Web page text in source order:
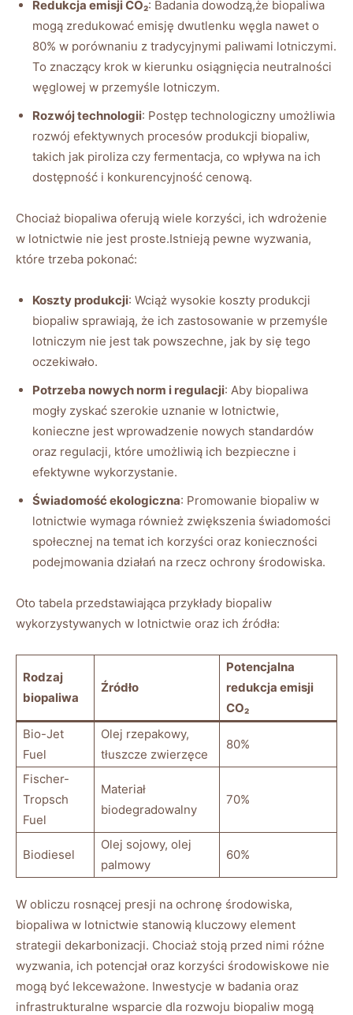
Redukcja⁢ emisji CO₂: Badania dowodzą,że biopaliwa
mogą zredukować emisję dwutlenku ⁣węgla nawet o
⁢80% w porównaniu z tradycyjnymi paliwami lotniczymi.
To znaczący krok w kierunku osiągnięcia neutralności
węglowej w przemyśle lotniczym.
Rozwój technologii: Postęp technologiczny umożliwia
rozwój efektywnych procesów produkcji biopaliw,
takich jak piroliza⁤ czy fermentacja, ​co wpływa na ich
dostępność i ‍konkurencyjność cenową.
Chociaż biopaliwa oferują wiele korzyści,⁤ ich⁣ wdrożenie
w lotnictwie nie jest proste.Istnieją pewne wyzwania,
które trzeba pokonać:
Koszty produkcji: ⁤Wciąż wysokie koszty produkcji‍
biopaliw sprawiają, że⁢ ich zastosowanie w ⁤przemyśle
lotniczym nie​ jest tak powszechne, jak by ‍się tego
oczekiwało.
Potrzeba ⁢nowych norm i regulacji: Aby biopaliwa
mogły zyskać szerokie ‍uznanie w lotnictwie,
konieczne​ jest wprowadzenie nowych⁤ standardów
oraz regulacji, które umożliwią ich bezpieczne i
‍efektywne wykorzystanie.
Świadomość ekologiczna: ⁢Promowanie biopaliw‌ w
lotnictwie ‌wymaga również zwiększenia świadomości
społecznej na temat ich korzyści ⁤oraz konieczności
podejmowania działań‌ na rzecz ochrony środowiska.
Oto tabela przedstawiająca przykłady biopaliw
wykorzystywanych w lotnictwie ‍oraz‌ ich źródła:
Rodzaj
biopaliwa
Źródło
Potencjalna
redukcja emisji
CO₂
Bio-Jet⁤
Fuel
Olej rzepakowy,
tłuszcze zwierzęce
80%
Fischer-
Tropsch‌
Fuel
Materiał
biodegradowalny
70%
Biodiesel
Olej ⁣sojowy, olej
palmowy
60%
W ‌obliczu ​rosnącej presji na ochronę środowiska,
biopaliwa w lotnictwie stanowią kluczowy element
strategii dekarbonizacji. Chociaż​ stoją przed ‍nimi różne
wyzwania, ich potencjał oraz korzyści środowiskowe nie
⁢mogą być lekceważone.⁤ Inwestycje w badania oraz
infrastrukturalne wsparcie ​dla rozwoju biopaliw mogą